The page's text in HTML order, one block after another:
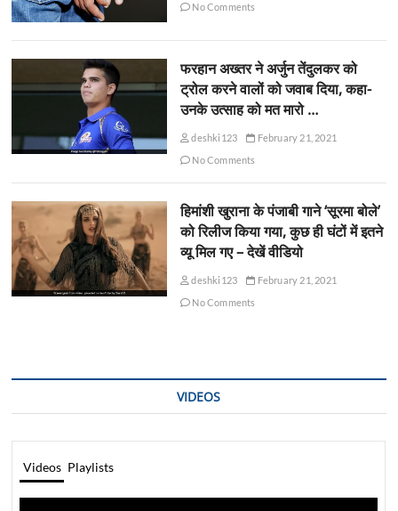
No Comments
फरहान अख्तर ने अर्जुन तेंदुलकर को
ट्रोल करने वालों को जवाब दिया, कहा-
उनके उत्साह को मत मारो …
deshki123
February 21, 2021
No Comments
हिमांशी खुराना के पंजाबी गाने ‘सूरमा बोले’
को रिलीज किया गया, कुछ ही घंटों में इतने
व्यू मिल गए – देखें वीडियो
deshki123
February 21, 2021
No Comments
VIDEOS
Videos Playlists